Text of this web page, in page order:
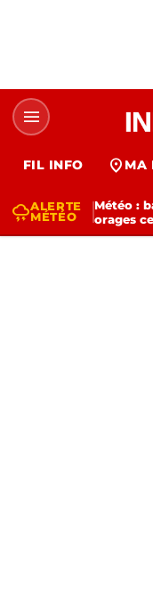
menu
FIL INFO location_on MA
thunderstormALERTE
MÉTÉO
Météo :
orages